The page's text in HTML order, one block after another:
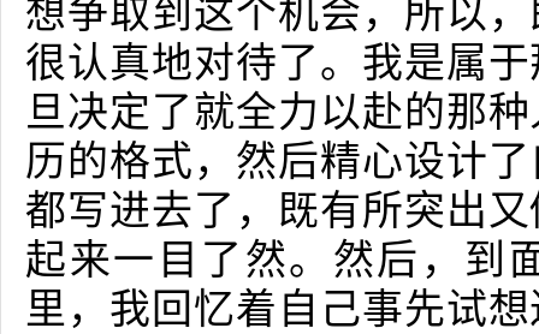
想争取到这个机会，所以
很认真地对待了。我是属
旦决定了就全力以赴的那
历的格式，然后精心设计
都写进去了，既有所突出
起来一目了然。然后，到
里，我回忆着自己事先试